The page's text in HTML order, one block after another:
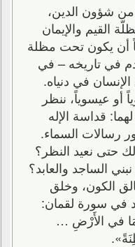
من شؤون الدين،
القيم والإيمان
أن يكون تحت مظلة
في تاريخه – في
في دنياه.
أو عيسوياً، ننظر
قداسة الإله
رسالات السماء.
حتى نعيد النظر؟
الساجد والعابد؟
الكون، وخلق
في سورة لقمان:
في الأَرْضِ …